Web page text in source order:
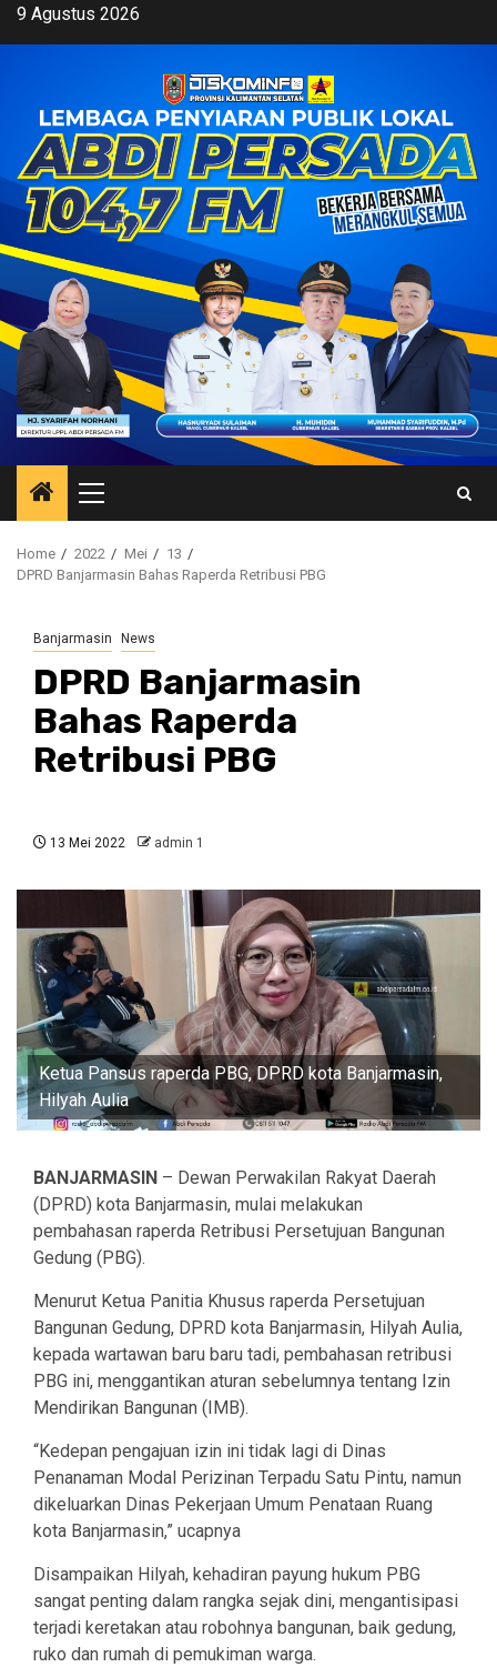
Skip9 Agustus 2026
Primary
Menu
Home 2022 Mei
13
DPRD Banjarmasin Bahas Raperda Retribusi PBG
Banjarmasin News
DPRD Banjarmasin
Bahas Raperda
Retribusi PBG
13 Mei 2022 admin 1
Ketua Pansus raperda PBG, DPRD kota Banjarmasin,
Hilyah Aulia
BANJARMASIN – Dewan Perwakilan Rakyat Daerah
(DPRD) kota Banjarmasin, mulai melakukan
pembahasan raperda Retribusi Persetujuan Bangunan
Gedung (PBG).
Menurut Ketua Panitia Khusus raperda Persetujuan
Bangunan Gedung, DPRD kota Banjarmasin, Hilyah Aulia,
kepada wartawan baru baru tadi, pembahasan retribusi
PBG ini, menggantikan aturan sebelumnya tentang Izin
Mendirikan Bangunan (IMB).
“Kedepan pengajuan izin ini tidak lagi di Dinas
Penanaman Modal Perizinan Terpadu Satu Pintu, namun
dikeluarkan Dinas Pekerjaan Umum Penataan Ruang
kota Banjarmasin,” ucapnya
Disampaikan Hilyah, kehadiran payung hukum PBG
sangat penting dalam rangka sejak dini, mengantisipasi
terjadi keretakan atau robohnya bangunan, baik gedung,
ruko dan rumah di pemukiman warga.